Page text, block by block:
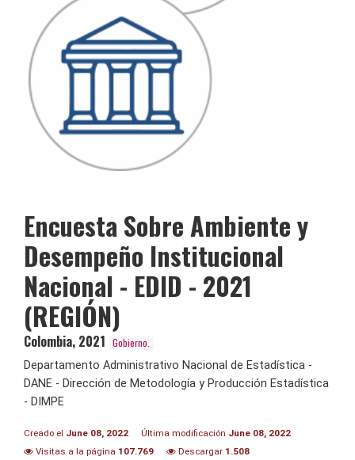
Encuesta Sobre Ambiente y
Desempeño Institucional
Nacional - EDID - 2021
(REGIÓN)
Colombia, 2021 Gobierno.
Departamento Administrativo Nacional de Estadística -
DANE - Dirección de Metodología y Producción Estadística
- DIMPE
Creado el June 08, 2022 Última modificación June 08, 2022
Visitas a la página 107.769 Descargar 1.508